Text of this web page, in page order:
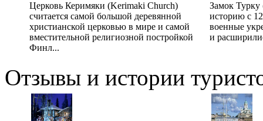
Церковь Керимяки (Kerimaki Church)
считается самой большой деревянной
христианской церковью в мире и самой
вместительной религиозной постройкой
Финл...
Замок Турку
историю с
военные
и
Отзывы и истории